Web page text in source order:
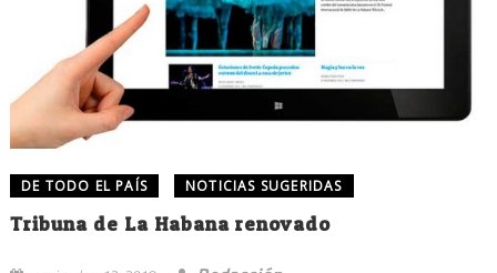
DE TODO EL PAÍS NOTICIAS SUGERIDAS
Tribuna de La Habana renovado